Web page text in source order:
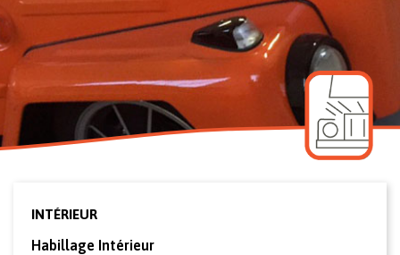
INTÉRIEUR
Habillage Intérieur